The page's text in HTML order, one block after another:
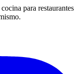
para restaurantes